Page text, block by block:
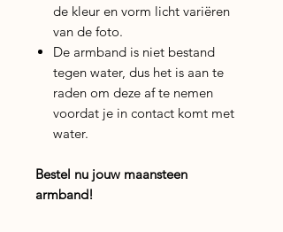
de kleur en vorm licht variëren
van de foto.
De armband is niet bestand
tegen water, dus het is aan te
raden om deze af te nemen
voordat je in contact komt met
water.
Bestel nu jouw maansteen
armband!